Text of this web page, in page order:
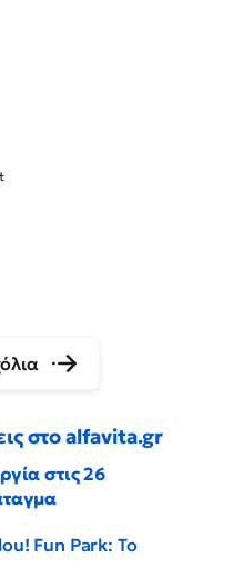
στο alfavita.gr
στις 26
Fun Park: Το